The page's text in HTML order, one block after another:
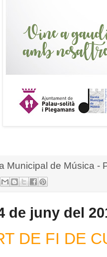
Municipal de Música -
de juny del
DE FI DE